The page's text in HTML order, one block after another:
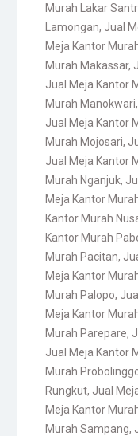
Murah Lakar
Lamongan, Jual
Meja Kantor
Murah Makassar,
Jual Meja Kantor
Murah Manokwari,
Jual Meja Kantor
Murah Mojosari,
Jual Meja Kantor
Murah Nganjuk,
Meja Kantor
Kantor Murah
Kantor Murah
Murah Pacitan,
Meja Kantor
Murah Palopo,
Meja Kantor
Murah Parepare,
Jual Meja Kantor
Murah
Rungkut, Jual
Meja Kantor
Murah Sampang,